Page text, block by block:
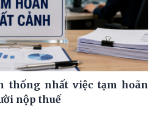
thống nhất việc tạm hoãn
nộp thuế